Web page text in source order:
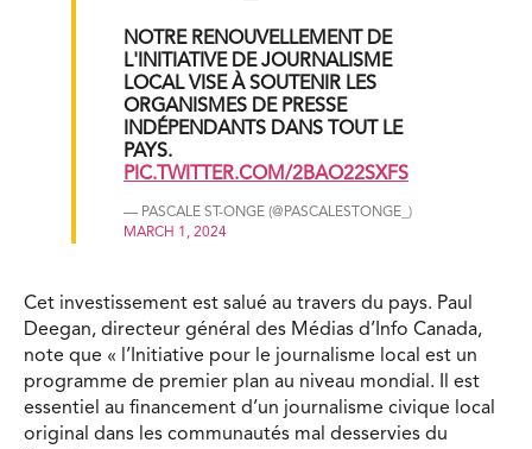
NOTRE RENOUVELLEMENT DE
L'INITIATIVE DE JOURNALISME
LOCAL VISE À SOUTENIR LES
ORGANISMES DE PRESSE
INDÉPENDANTS DANS TOUT LE
PAYS.
PIC.TWITTER.COM/2BAO22SXFS
— PASCALE ST-ONGE (@PASCALESTONGE_)
MARCH 1, 2024
Cet investissement est salué au travers du pays. Paul
Deegan, directeur général des Médias d’Info Canada,
note que « l’Initiative pour le journalisme local est un
programme de premier plan au niveau mondial. Il est
essentiel au financement d’un journalisme civique local
original dans les communautés mal desservies du